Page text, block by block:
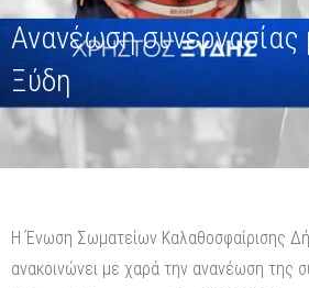
Ανανέωση συνεργασίας
Ξύδη
Η Ένωση Σωματείων Καλαθοσφαίρισης
ανακοινώνει με χαρά την ανανέωση της